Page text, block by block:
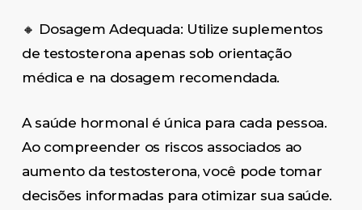
🔸 Dosagem Adequada: Utilize suplementos
de testosterona apenas sob orientação
médica e na dosagem recomendada.
A saúde hormonal é única para cada pessoa.
Ao compreender os riscos associados ao
aumento da testosterona, você pode tomar
decisões informadas para otimizar sua saúde.